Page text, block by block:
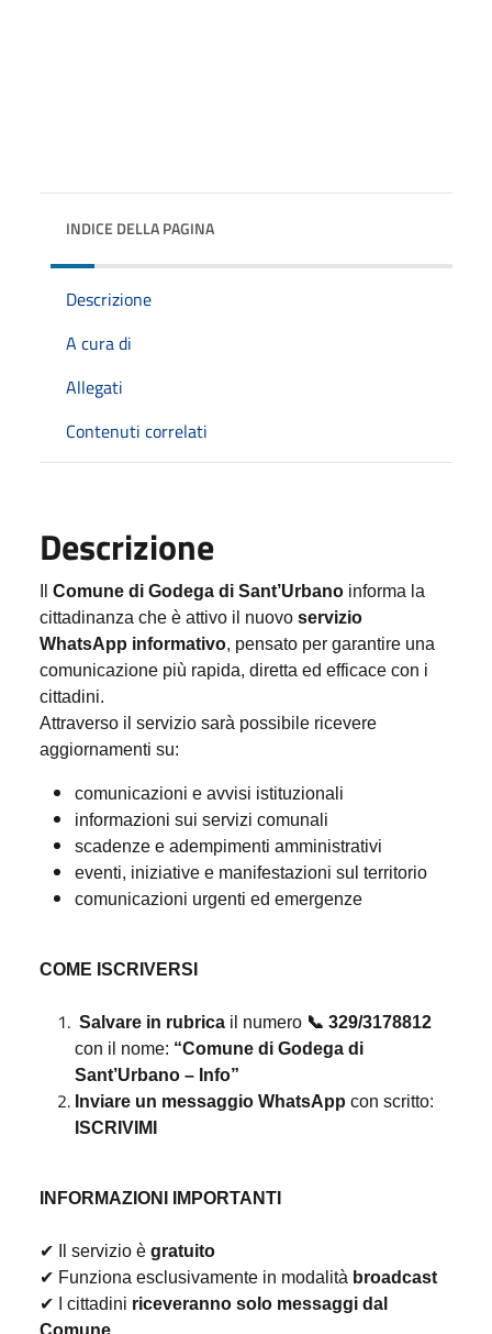
INDICE DELLA PAGINA
Descrizione
A cura di
Allegati
Contenuti correlati
Descrizione
Comune di Godega di Sant’Urbano informa la
cittadinanza che è attivo il nuovo servizio
WhatsApp informativo, pensato per garantire una
comunicazione più rapida, diretta ed efficace con i
cittadini.
Attraverso il servizio sarà possibile ricevere
aggiornamenti su:
comunicazioni e avvisi istituzionali
informazioni sui servizi comunali
scadenze e adempimenti amministrativi
eventi, iniziative e manifestazioni sul territorio
comunicazioni urgenti ed emergenze
COME ISCRIVERSI
Salvare in rubrica il numero 📞 329/3178812
con il nome: “Comune di Godega di
Sant’Urbano – Info”
Inviare un messaggio WhatsApp con scritto:
ISCRIVIMI
INFORMAZIONI IMPORTANTI
✔ Il servizio è gratuito
✔ Funziona esclusivamente in modalità broadcast
✔ I cittadini riceveranno solo messaggi dal
Comune